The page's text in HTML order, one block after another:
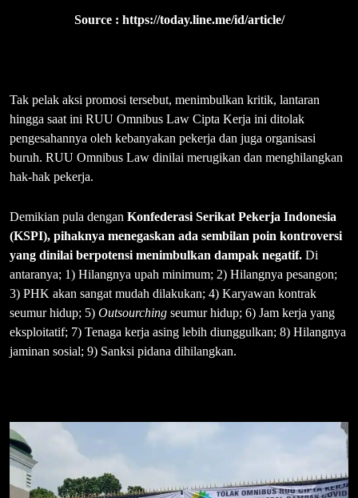
Source : https://today.line.me/id/article/
Tak pelak aksi promosi tersebut, menimbulkan kritik, lantaran
hingga saat ini RUU Omnibus Law Cipta Kerja ini ditolak
pengesahannya oleh kebanyakan pekerja dan juga organisasi
buruh. RUU Omnibus Law dinilai merugikan dan menghilangkan
hak-hak pekerja.
Demikian pula dengan Konfederasi Serikat Pekerja Indonesia
(KSPI), pihaknya menegaskan ada sembilan poin kontroversi
yang dinilai berpotensi menimbulkan dampak negatif. Di
antaranya; 1) Hilangnya upah minimum; 2) Hilangnya pesangon;
3) PHK akan sangat mudah dilakukan; 4) Karyawan kontrak
seumur hidup; 5) Outsourching seumur hidup; 6) Jam kerja yang
eksploitatif; 7) Tenaga kerja asing lebih diunggulkan; 8) Hilangnya
jaminan sosial; 9) Sanksi pidana dihilangkan.